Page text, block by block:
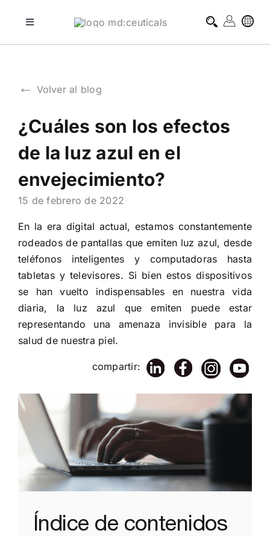
Toggle
tratamientos domiciliarios
blog
sobre md:ceuticals
← Volver al blog
¿Cuáles son los efectos
de la luz azul en el
envejecimiento?
15 de febrero de 2022
En la era digital actual, estamos constantemente
rodeados de pantallas que emiten luz azul, desde
teléfonos inteligentes y computadoras hasta
tabletas y televisores. Si bien estos dispositivos
se han vuelto indispensables en nuestra vida
diaria, la luz azul que emiten puede estar
representando una amenaza invisible para la
salud de nuestra piel.
compartir:
Índice de contenidos